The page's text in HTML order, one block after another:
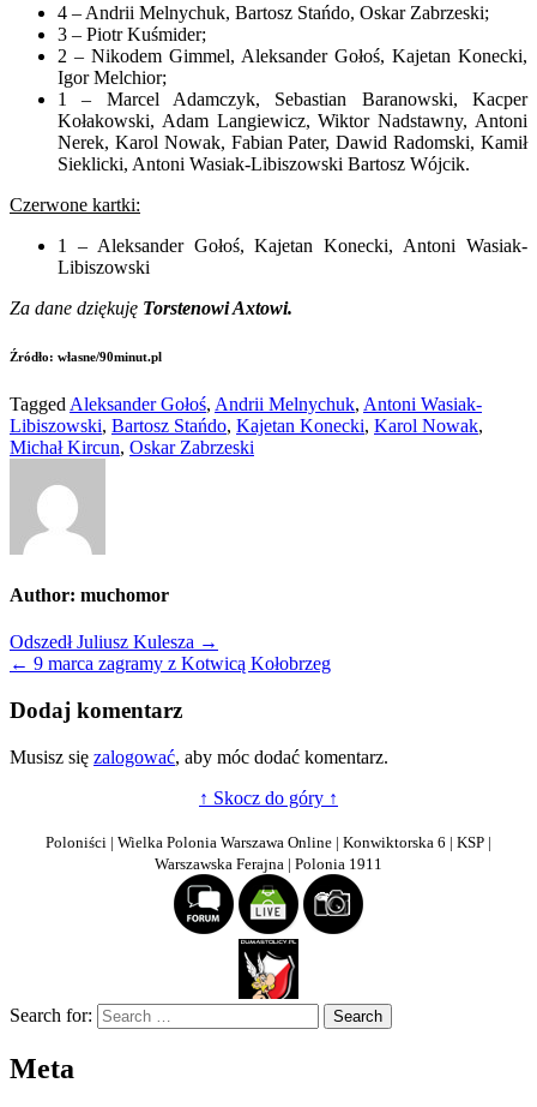
4 – Andrii Melnychuk, Bartosz Stańdo, Oskar Zabrzeski;
3 – Piotr Kuśmider;
2 – Nikodem Gimmel, Aleksander Gołoś, Kajetan Konecki,
Igor Melchior;
1 – Marcel Adamczyk, Sebastian Baranowski, Kacper
Kołakowski, Adam Langiewicz, Wiktor Nadstawny, Antoni
Nerek, Karol Nowak, Fabian Pater, Dawid Radomski, Kamił
Sieklicki, Antoni Wasiak-Libiszowski Bartosz Wójcik.
Czerwone kartki:
1 – Aleksander Gołoś, Kajetan Konecki, Antoni Wasiak-
Libiszowski
Za dane dziękuję Torstenowi Axtowi.
Źródło: własne/90minut.pl
Tagged Aleksander Gołoś, Andrii Melnychuk, Antoni Wasiak-
Libiszowski, Bartosz Stańdo, Kajetan Konecki, Karol Nowak,
Michał Kircun, Oskar Zabrzeski
Author: muchomor
Nawigacja
wpisu
Odszedł Juliusz Kulesza →
← 9 marca zagramy z Kotwicą Kołobrzeg
Dodaj komentarz
Musisz się zalogować, aby móc dodać komentarz.
↑ Skocz do góry ↑
Poloniści | Wielka Polonia Warszawa Online | Konwiktorska 6 | KSP |
Warszawska Ferajna | Polonia 1911
Search for:
Meta